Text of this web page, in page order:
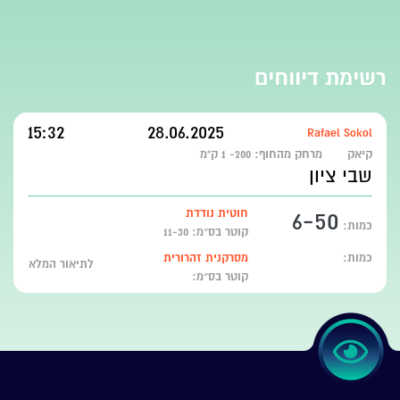
רשימת דיווחים
Rafael Sokol
28.06.2025
15:32
קיאק מרחק מהחוף: 200- 1 ק"מ
שבי ציון
כמות: 6-50
חוטית נודדת
קוטר בס״מ: 11-30
כמות:
מסרקנית זהרורית
קוטר בס״מ:
לתיאור המלא